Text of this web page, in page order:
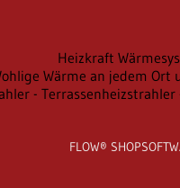
Heizkraft
Wärme an jedem Ort
-
FLOW®